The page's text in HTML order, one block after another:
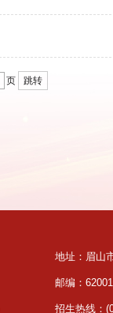
页 跳转
地址：眉山
邮编：
招生热线：